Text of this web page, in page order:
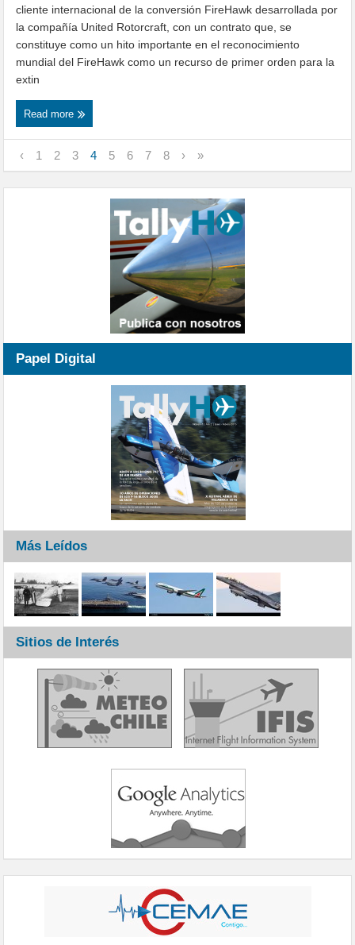
cliente internacional de la conversión FireHawk desarrollada por
la compañía United Rotorcraft, con un contrato que, se
constituye como un hito importante en el reconocimiento
mundial del FireHawk como un recurso de primer orden para la
extin
Read more
‹ 1 2 3 4 5 6 7 8 › »
Papel Digital
Más Leídos
Sitios de Interés